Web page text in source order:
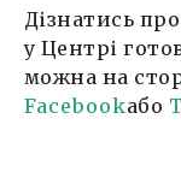
Дізнатись
у Центрі
можна на
Facebookабо